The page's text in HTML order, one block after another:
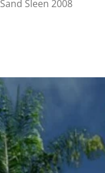
Sand Sleen 2008